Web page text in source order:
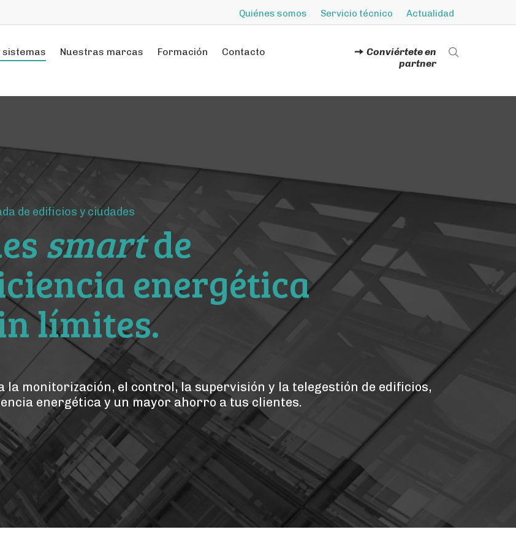
Quiénes somos Servicio técnico Actualidad
sistemas Nuestras marcas Formación Contacto
Conviértete en
partner
de edificios y ciudades
smartde
energética
límites.
la monitorización, el control, la supervisión y la telegestión de edificios,
energética y un mayor ahorro a tus clientes.